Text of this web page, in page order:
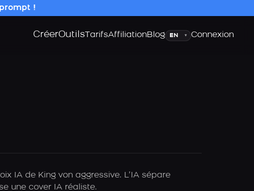
!
CréerOutils TarifsAffiliationBlogLangue
▾ Connexion
IA de King von aggressive. L’IA sépare
une cover IA réaliste.